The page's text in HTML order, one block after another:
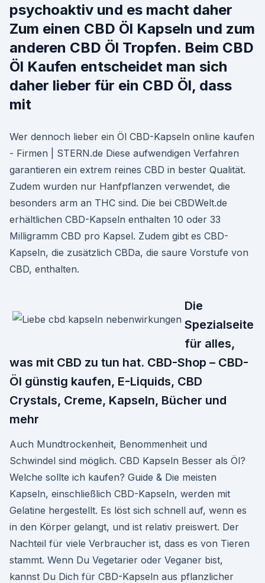
psychoaktiv und es macht daher
Zum einen CBD Öl Kapseln und zum
anderen CBD Öl Tropfen. Beim CBD
Öl Kaufen entscheidet man sich
daher lieber für ein CBD Öl, dass
mit
Wer dennoch lieber ein Öl CBD-Kapseln online kaufen
- Firmen | STERN.de Diese aufwendigen Verfahren
garantieren ein extrem reines CBD in bester Qualität.
Zudem wurden nur Hanfpflanzen verwendet, die
besonders arm an THC sind. Die bei CBDWelt.de
erhältlichen CBD-Kapseln enthalten 10 oder 33
Milligramm CBD pro Kapsel. Zudem gibt es CBD-
Kapseln, die zusätzlich CBDa, die saure Vorstufe von
CBD, enthalten.
Die
Spezialseite
für alles,
was mit CBD zu tun hat. CBD-Shop – CBD-
Öl günstig kaufen, E-Liquids, CBD
Crystals, Creme, Kapseln, Bücher und
mehr
Auch Mundtrockenheit, Benommenheit und
Schwindel sind möglich. CBD Kapseln Besser als Öl?
Welche sollte ich kaufen? Guide & Die meisten
Kapseln, einschließlich CBD-Kapseln, werden mit
Gelatine hergestellt. Es löst sich schnell auf, wenn es
in den Körper gelangt, und ist relativ preiswert. Der
Nachteil für viele Verbraucher ist, dass es von Tieren
stammt. Wenn Du Vegetarier oder Veganer bist,
kannst Du Dich für CBD-Kapseln aus pflanzlicher